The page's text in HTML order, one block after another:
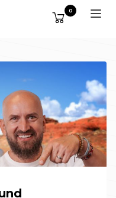
0
e-